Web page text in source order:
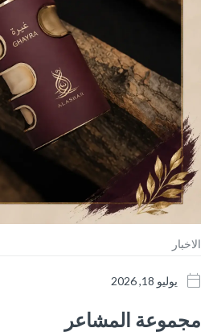
الاخبار
يوليو 18, 2026
مجموعة المشاعر